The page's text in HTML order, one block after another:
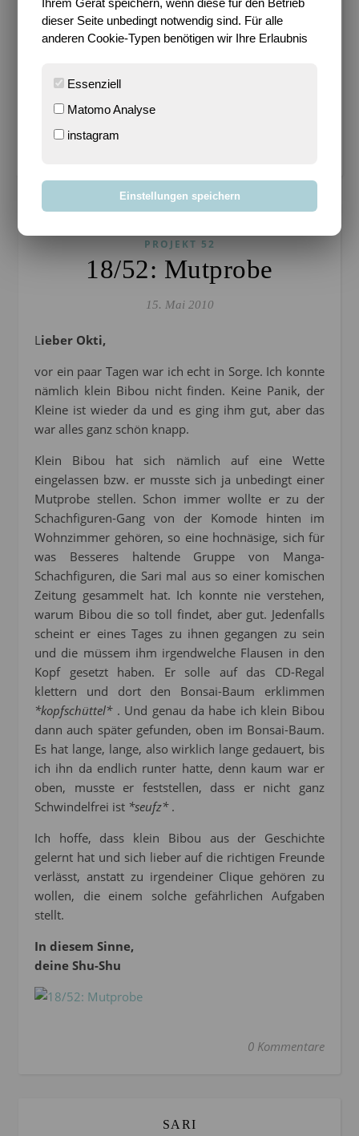
METADATEN
Datenschutz
Bloggen mit Leidenschaft seit 14.03.2004
Cookie-Einstellungen verwalten
PROJEKT 52
18/52: Mutprobe
15. Mai 2010
Lieber Okti,
vor ein paar Tagen war ich echt in Sorge. Ich konnte
nämlich klein Bibou nicht finden. Keine Panik, der
Kleine ist wieder da und es ging ihm gut, aber das
war alles ganz schön knapp.
Klein Bibou hat sich nämlich auf eine Wette
eingelassen bzw. er musste sich ja unbedingt einer
Mutprobe stellen. Schon immer wollte er zu der
Schachfiguren-Gang von der Komode hinten im
Wohnzimmer gehören, so eine hochnäsige, sich für
was Besseres haltende Gruppe von Manga-
Schachfiguren, die Sari mal aus so einer komischen
Zeitung gesammelt hat. Ich konnte nie verstehen,
warum Bibou die so toll findet, aber gut. Jedenfalls
scheint er eines Tages zu ihnen gegangen zu sein
und die müssem ihm irgendwelche Flausen in den
Kopf gesetzt haben. Er solle auf das CD-Regal
klettern und dort den Bonsai-Baum erklimmen
*kopfschüttel*. Und genau da habe ich klein Bibou
dann auch später gefunden, oben im Bonsai-Baum.
Es hat lange, lange, also wirklich lange gedauert, bis
ich ihn da endlich runter hatte, denn kaum war er
oben, musste er feststellen, dass er nicht ganz
Schwindelfrei ist *seufz*.
Ich hoffe, dass klein Bibou aus der Geschichte
gelernt hat und sich lieber auf die richtigen Freunde
verlässt, anstatt zu irgendeiner Clique gehören zu
wollen, die einem solche gefährlichen Aufgaben
stellt.
In diesem Sinne,
deine Shu-Shu
0 Kommentare
SARI
Ihrem Gerät speichern, wenn diese für den Betrieb
dieser Seite unbedingt notwendig sind. Für alle
anderen Cookie-Typen benötigen wir Ihre Erlaubnis
Essenziell
Matomo Analyse
instagram
Einstellungen speichern